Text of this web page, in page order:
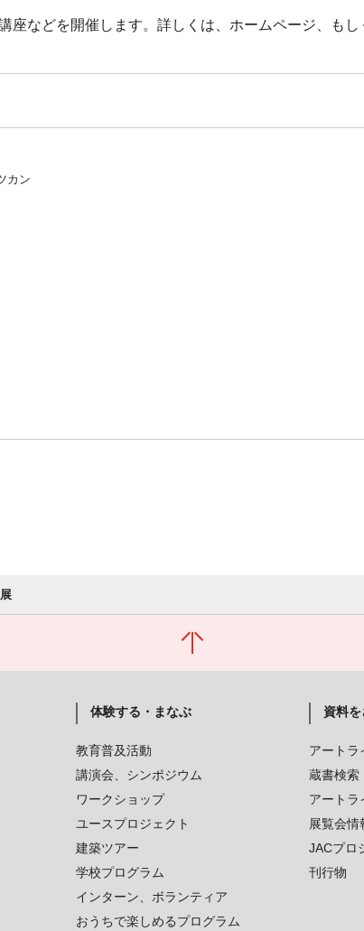
などを開催します。詳しくは、ホームページ、もし
カン
体験する・まなぶ
教育普及活動
講演会、シンポジウム
ワークショップ
ユースプロジェクト
建築ツアー
学校プログラム
インターン、ボランティア
おうちで楽しめるプログラム
資料
アートラ
蔵書検索
アートラ
展覧会情
JACプロ
刊行物